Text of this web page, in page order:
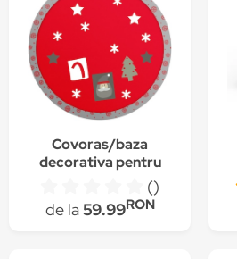
Covoras/baza
decorativa pentru
diametru 97 cm,
poliester, gri / roșu
()
de la59.99RON